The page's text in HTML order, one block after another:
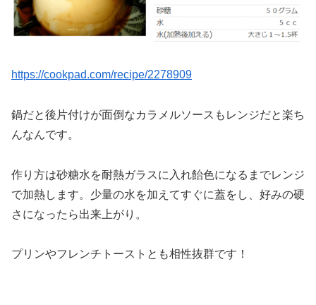
https://cookpad.com/recipe/2278909
鍋だと後片付けが面倒なカラメルソースもレンジだと楽ち
んなんです。
作り方は砂糖水を耐熱ガラスに入れ飴色になるまでレンジ
で加熱します。少量の水を加えてすぐに蓋をし、好みの硬
さになったら出来上がり。
プリンやフレンチトーストとも相性抜群です！